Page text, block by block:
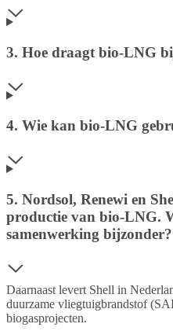
3. Hoe draagt bio-LNG
4. Wie kan bio-LNG
5. Nordsol, Renewi en
productie van bio-LNG.
samenwerking bijzonder?
Daarnaast levert Shell in
duurzame vliegtuigbrandstof
biogasprojecten.